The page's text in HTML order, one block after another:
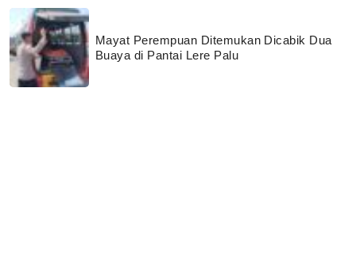
Mayat Perempuan Ditemukan Dicabik Dua
Buaya di Pantai Lere Palu